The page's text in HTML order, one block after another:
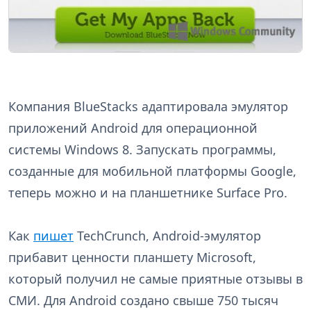
Компания BlueStacks адаптировала эмулятор
приложений Android для операционной
системы Windows 8. Запускать программы,
созданные для мобильной платформы Google,
теперь можно и на планшетнике Surface Pro.
Как пишет TechCrunch, Android-эмулятор
прибавит ценности планшету Microsoft,
который получил не самые приятные отзывы в
СМИ. Для Android создано свыше 750 тысяч